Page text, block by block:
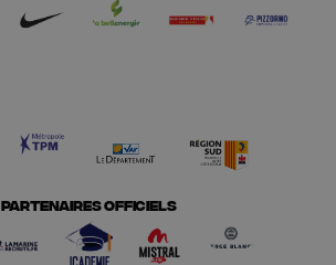
PARTENAIRES OFFICIELS